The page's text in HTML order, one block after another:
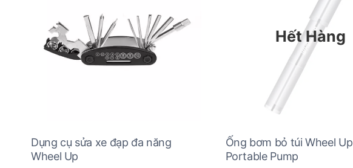
Dụng cụ sửa xe đạp đa năng
Wheel Up
Hết Hàng
Ống bơm bỏ túi Wheel Up
Portable Pump